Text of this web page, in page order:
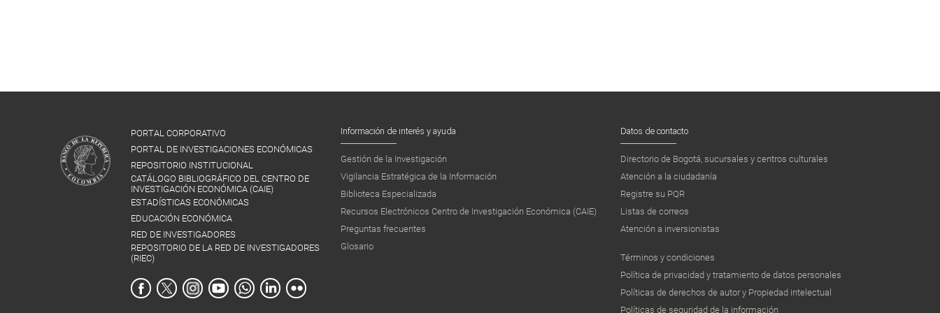
PORTAL CORPORATIVO
PORTAL DE INVESTIGACIONES ECONÓMICAS
REPOSITORIO INSTITUCIONAL
CATÁLOGO BIBLIOGRÁFICO DEL CENTRO DE
INVESTIGACIÓN ECONÓMICA (CAIE)
ESTADÍSTICAS ECONÓMICAS
EDUCACIÓN ECONÓMICA
RED DE INVESTIGADORES
REPOSITORIO DE LA RED DE INVESTIGADORES
(RIEC)
Información de interés y ayuda
Gestión de la Investigación
Vigilancia Estratégica de la Información
Biblioteca Especializada
Recursos Electrónicos Centro de Investigación Económica (CAIE)
Preguntas frecuentes
Glosario
Datos de contacto
Directorio de Bogotá, sucursales y centros culturales
Atención a la ciudadanía
Registre su PQR
Listas de correos
Atención a inversionistas
Términos y condiciones
Política de privacidad y tratamiento de datos personales
Políticas de derechos de autor y Propiedad intelectual
Políticas de seguridad de la información